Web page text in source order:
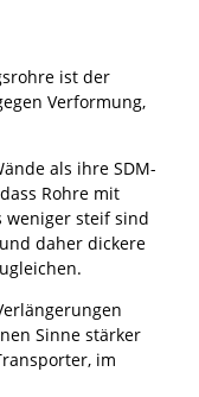
ist der
Verformung,
als ihre SDM-
Rohre mit
weniger steif sind
daher dickere
Sinne stärker
im